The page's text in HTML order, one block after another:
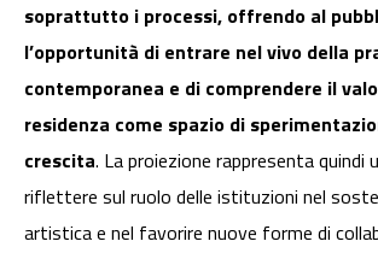
soprattutto i processi, offrendo al
l’opportunità di entrare nel vivo della
contemporanea e di comprendere il
residenza come spazio di
crescita. La proiezione rappresenta quindi
riflettere sul ruolo delle istituzioni nel
artistica e nel favorire nuove forme di